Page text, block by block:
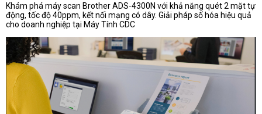
Khám phá máy scan Brother ADS-4300N với khả năng quét 2 mặt tự
động, tốc độ 40ppm, kết nối mạng có dây. Giải pháp số hóa hiệu quả
cho doanh nghiệp tại Máy Tính CDC